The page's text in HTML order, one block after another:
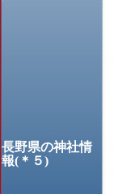
長野県の神社情
報(＊５)